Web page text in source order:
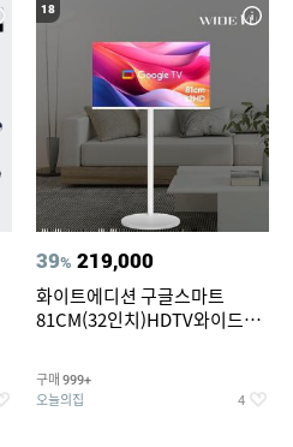
18
39% 219,000
화이트에디션 구글스마트
81CM(32인치)HDTV와이드무
구매 999+
오늘의집 4